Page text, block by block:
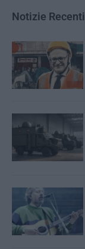
Notizie Recenti